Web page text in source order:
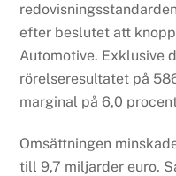
efter beslutet att
Automotive. Exklusive
rörelseresultatet på
marginal på 6,0
Omsättningen
till 9,7 miljarder euro.